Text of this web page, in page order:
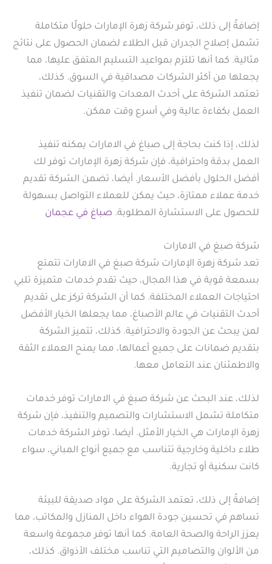
إضافةً إلى ذلك، توفر شركة زهرة الإمارات حلولًا متكاملة
تشمل إصلاح الجدران قبل الطلاء لضمان الحصول على نتائج
مثالية. كما أنها تلتزم بمواعيد التسليم المتفق عليها، مما
يجعلها من أكثر الشركات مصداقية في السوق. كذلك،
تعتمد الشركة على أحدث المعدات والتقنيات لضمان تنفيذ
العمل بكفاءة عالية وفي أسرع وقت ممكن.
لذلك، إذا كنت بحاجة إلى صباغ في الامارات يمكنه تنفيذ
العمل بدقة واحترافية، فإن شركة زهرة الإمارات توفر لك
أفضل الحلول بأفضل الأسعار. أيضا، تضمن الشركة تقديم
خدمة عملاء ممتازة، حيث يمكن للعملاء التواصل بسهولة
للحصول على الاستشارة المطلوبة. صباغ في عجمان
شركة صبغ في الامارات
تعد شركة زهرة الإمارات شركة صبغ في الامارات تتمتع
بسمعة قوية في هذا المجال، حيث تقدم خدمات متميزة تلبي
احتياجات العملاء المختلفة. كما أن الشركة تركز على تقديم
أحدث التقنيات في عالم الأصباغ، مما يجعلها الخيار الأفضل
لمن يبحث عن الجودة والاحترافية. كذلك، تتميز الشركة
بتقديم ضمانات على جميع أعمالها، مما يمنح العملاء الثقة
والاطمئنان عند التعامل معها.
لذلك، عند البحث عن شركة صبغ في الامارات توفر خدمات
متكاملة تشمل الاستشارات والتصميم والتنفيذ، فإن شركة
زهرة الإمارات هي الخيار الأمثل. أيضا، توفر الشركة خدمات
طلاء داخلية وخارجية تتناسب مع جميع أنواع المباني، سواء
كانت سكنية أو تجارية.
إضافةً إلى ذلك، تعتمد الشركة على مواد صديقة للبيئة
تساهم في تحسين جودة الهواء داخل المنازل والمكاتب، مما
يعزز الراحة والصحة العامة. كما أنها توفر مجموعة واسعة
من الألوان والتصاميم التي تناسب مختلف الأذواق. كذلك،